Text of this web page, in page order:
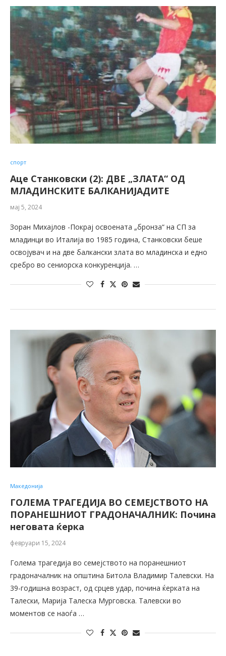
спорт
Аце Станковски (2): ДВЕ „ЗЛАТА“ ОД
МЛАДИНСКИТЕ БАЛКАНИЈАДИТЕ
мај 5, 2024
Зоран Михајлов -Покрај освоената „бронза“ на СП за
младинци во Италија во 1985 година, Станковски беше
освојувач и на две балкански злата во младинска и едно
сребро во сениорска конкуренција. …
Македонија
ГОЛЕМА ТРАГЕДИЈА ВО СЕМЕЈСТВОТО НА
ПОРАНЕШНИОТ ГРАДОНАЧАЛНИК: Почина
неговата ќерка
февруари 15, 2024
Голема трагедија во семејството на поранешниот
градоначалник на општина Битола Владимир Талевски. На
39-годишна возраст, од срцев удар, почина ќерката на
Талески, Марија Талеска Мурговска. Талевски во
моментов се наоѓа …